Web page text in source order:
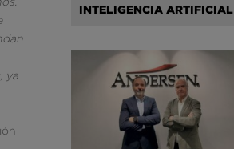
ya
INTELIGENCIA ARTIFICIAL